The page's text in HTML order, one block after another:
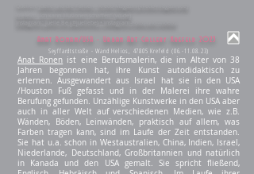
Anat Ronan/USA - Urban Art Gallery Krefeld 2023
Seyffardtstraße - Wand Helios, 47805 Krefeld (06.-11.08.23)
Anat Ronen ist eine Berufsmalerin, die im Alter von 38
Jahren begonnen hat, ihre Kunst autodidaktisch zu
erlernen. Ausgewandert aus Israel hat sie in den USA
/Houston Fuß gefasst und in der Malerei ihre wahre
Berufung gefunden. Unzählige Kunstwerke in den USA aber
auch in aller Welt auf verschiedenen Medien, wie z.B.
Wänden, Böden, Leinwänden, praktisch auf allem, was
Farben tragen kann, sind im Laufe der Zeit entstanden.
Sie hat u.a. schon in Westaustralien, China, Indien, Israel,
Niederlande, Deutschland, Großbritannien und natürlich
in Kanada und den USA gemalt. Sie spricht fließend,